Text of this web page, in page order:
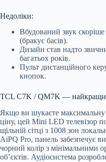
Недоліки:
Вбудований звук
(бракує басів).
Дизайн став надто
багатьох років.
Пульт дистанційного
кнопок.
TCL C7K / QM7K —
Якщо ви шукаєте максимальну
ціну, цей Mini LED телевізор
щільній сітці з 1008 зон
AiPQ Pro, панель забезпечує
чорний колір з мінімальними
об’єктів. Аудіосистема